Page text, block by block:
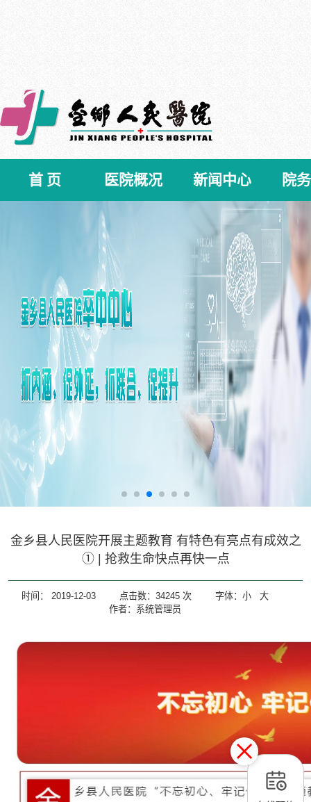
首 页 医院概况 新闻中心 院
金乡县人民医院开展主题教育 有特色有亮点有成效之
① | 抢救生命快点再快一点
时间： 2019-12-03 点击数：34245 次 字体： 小
大
作者：系统管理员